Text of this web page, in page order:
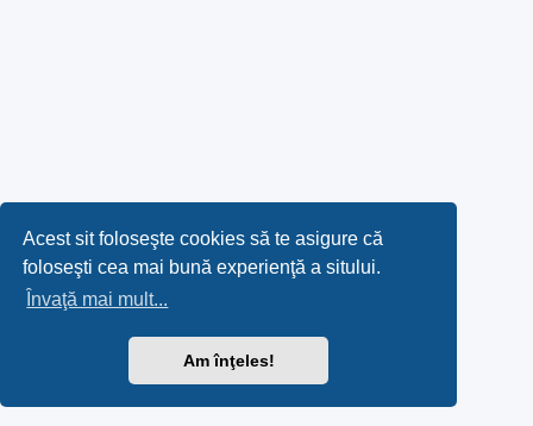
Acest sit foloseşte cookies să te asigure că
foloseşti cea mai bună experienţă a sitului.
Învaţă mai mult...
Am înţeles!